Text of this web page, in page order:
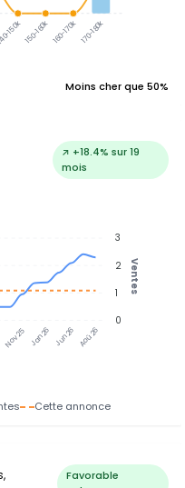
150k150-160k 160-170k 170-180k
Moins cher que 50%
↗ +18.4% sur 19
mois
Nov 25 Jan 26 Jun 26 Aoû 26
3
2
1
0
Ventes
Cette annonce
Favorable